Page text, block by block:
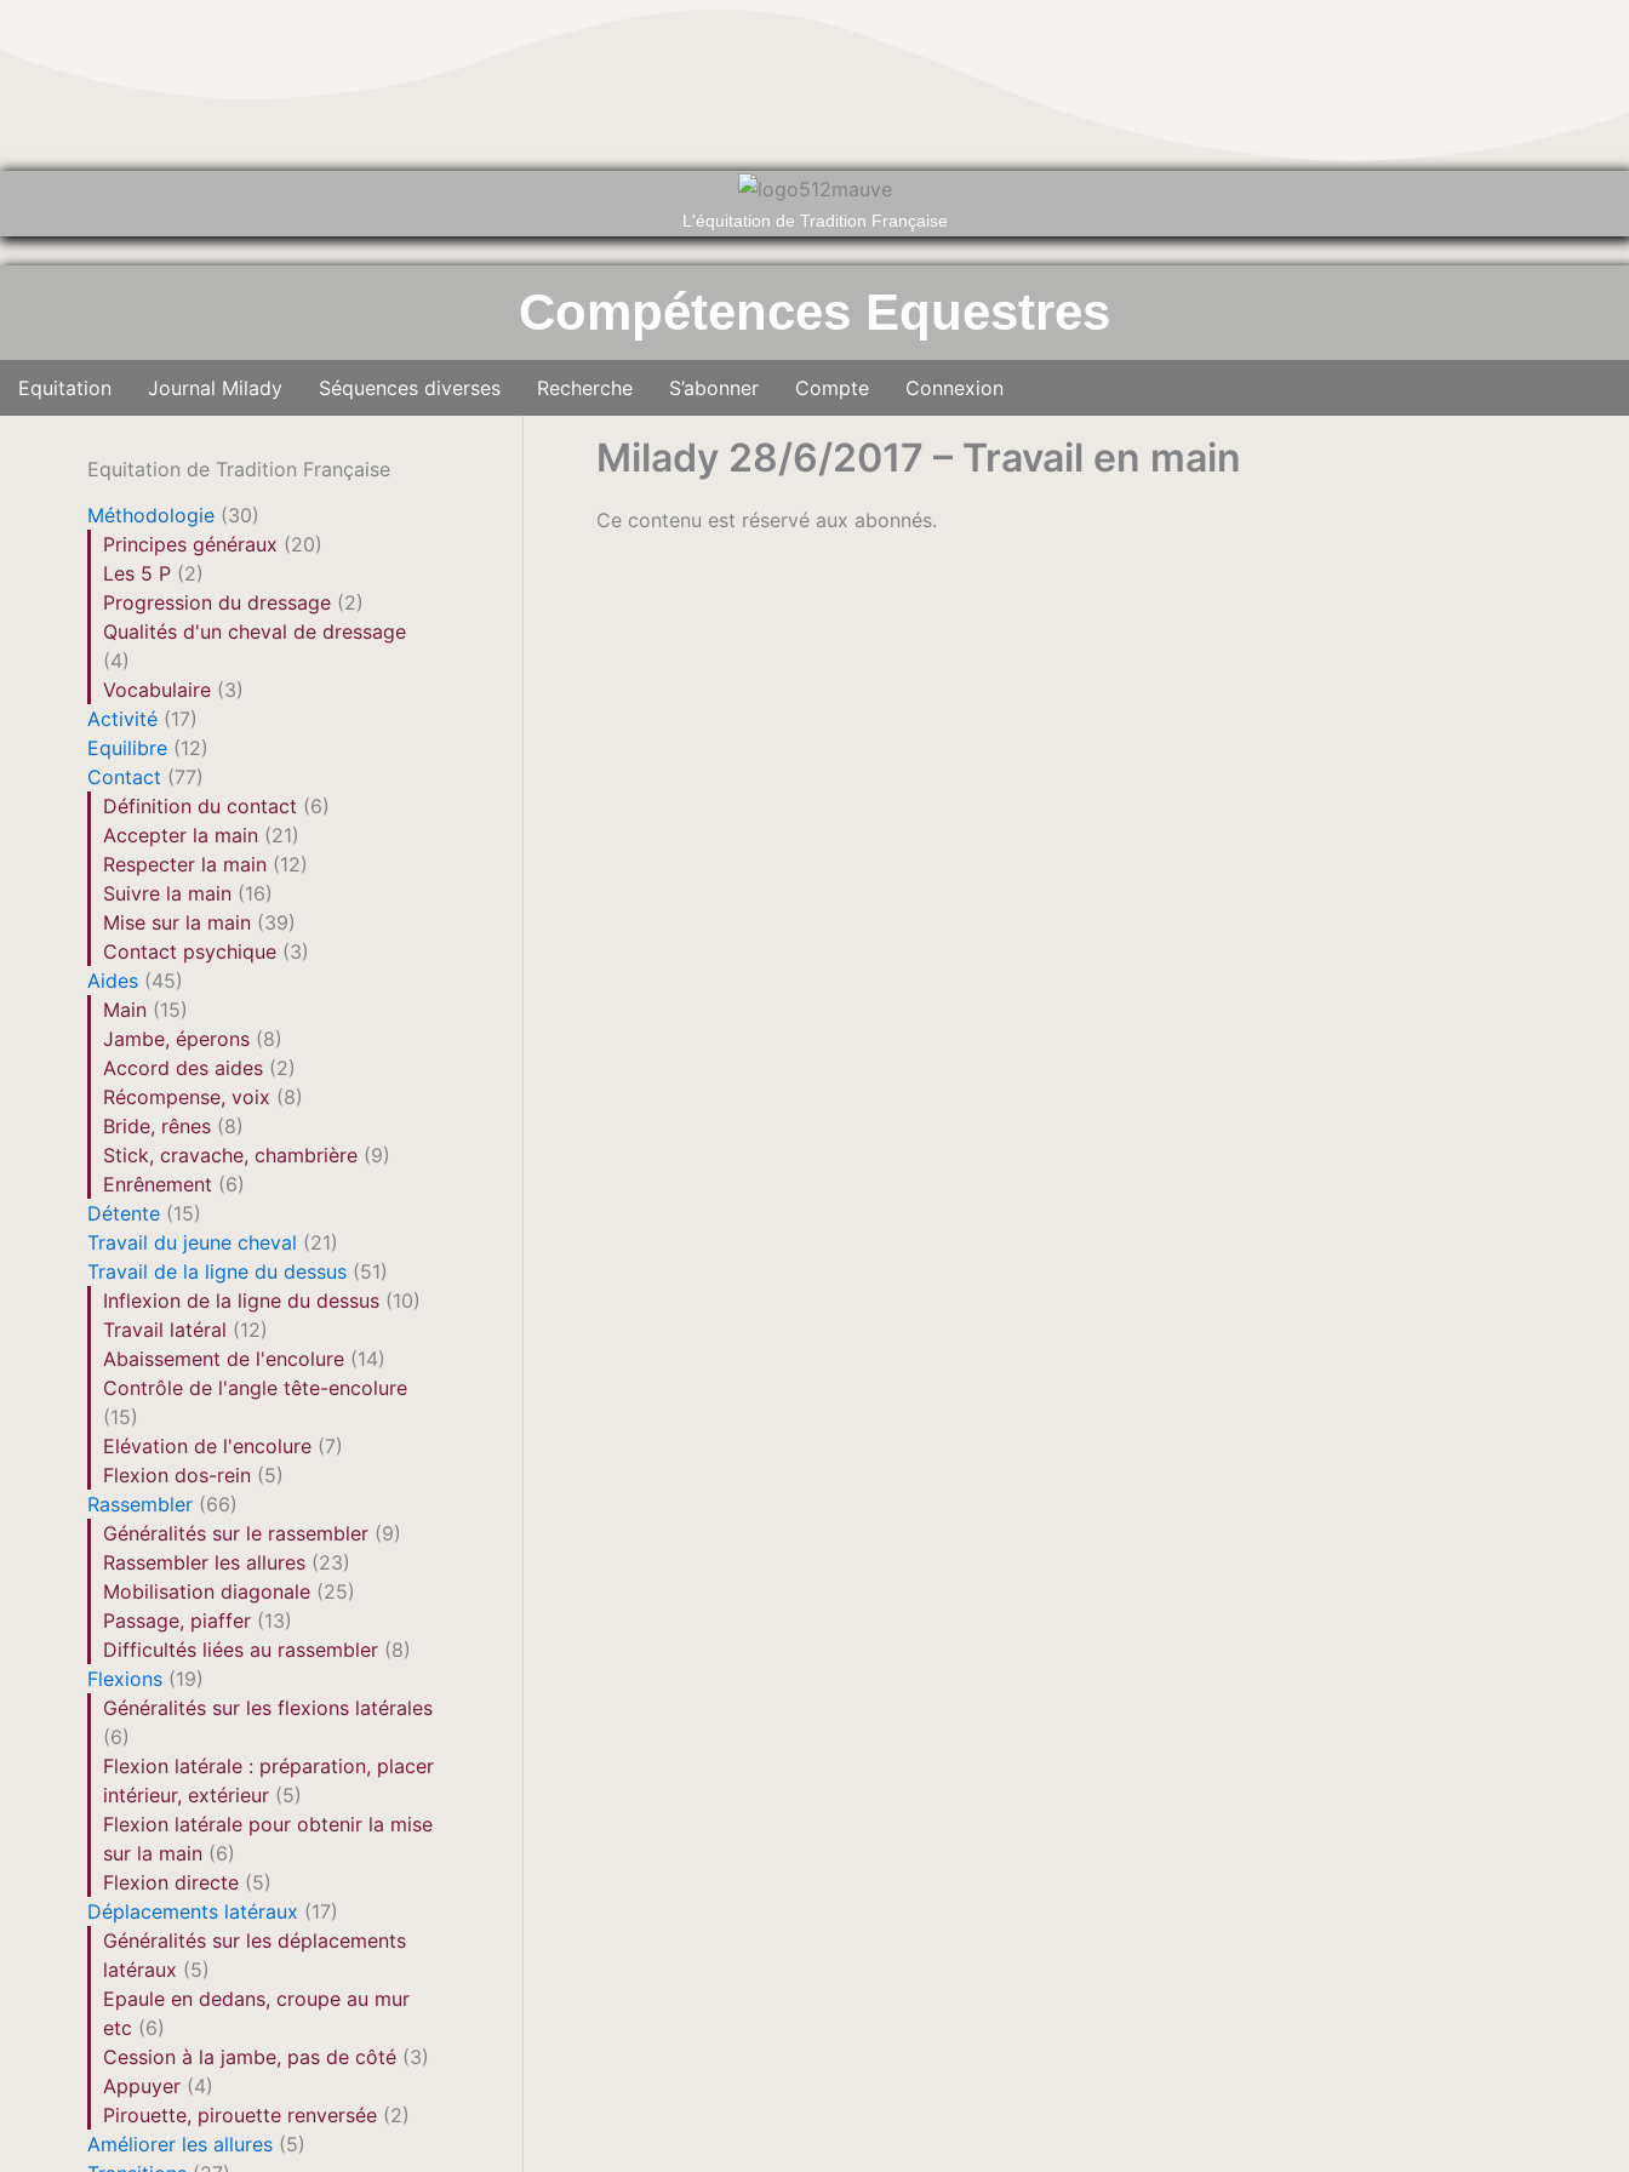
L'équitation de Tradition Française
Compétences Equestres
Equitation Journal Milady Séquences diverses Recherche S’abonner Compte Connexion
Equitation de Tradition Française
Méthodologie (30)
Principes généraux (20)
Les 5 P (2)
Progression du dressage (2)
Qualités d'un cheval de dressage
(4)
Vocabulaire (3)
Activité (17)
Equilibre (12)
Contact (77)
Définition du contact (6)
Accepter la main (21)
Respecter la main (12)
Suivre la main (16)
Mise sur la main (39)
Contact psychique (3)
Aides (45)
Main (15)
Jambe, éperons (8)
Accord des aides (2)
Récompense, voix (8)
Bride, rênes (8)
Stick, cravache, chambrière (9)
Enrênement (6)
Détente (15)
Travail du jeune cheval (21)
Travail de la ligne du dessus (51)
Inflexion de la ligne du dessus (10)
Travail latéral (12)
Abaissement de l'encolure (14)
Contrôle de l'angle tête-encolure
(15)
Elévation de l'encolure (7)
Flexion dos-rein (5)
Rassembler (66)
Généralités sur le rassembler (9)
Rassembler les allures (23)
Mobilisation diagonale (25)
Passage, piaffer (13)
Difficultés liées au rassembler (8)
Flexions (19)
Généralités sur les flexions latérales
(6)
Flexion latérale : préparation, placer
intérieur, extérieur (5)
Flexion latérale pour obtenir la mise
sur la main (6)
Flexion directe (5)
Déplacements latéraux (17)
Généralités sur les déplacements
latéraux (5)
Epaule en dedans, croupe au mur
etc (6)
Cession à la jambe, pas de côté (3)
Appuyer (4)
Pirouette, pirouette renversée (2)
Améliorer les allures (5)
Milady 28/6/2017 – Travail en main
Ce contenu est réservé aux abonnés.